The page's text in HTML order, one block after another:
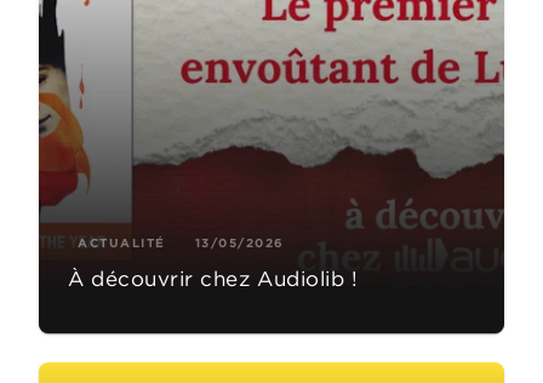
ACTUALITÉ 13/05/2026
À découvrir chez Audiolib !